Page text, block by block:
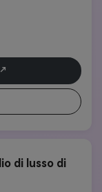
Figlia di 8
e giocoso•
ordinato e
con pantaloni
abbinati al loro
dolce, un
è in piedi con
minore• Figlio di
sorridendo
set
distribuita per
di lusso di